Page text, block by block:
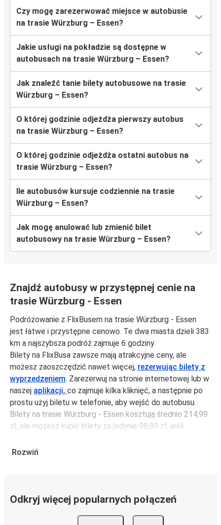
Czy mogę zarezerwować miejsce w autobusie
na trasie Würzburg – Essen?
Jakie usługi na pokładzie są dostępne w
autobusach na trasie Würzburg – Essen?
Jak znaleźć tanie bilety autobusowe na trasie
Würzburg – Essen?
O której godzinie odjeżdża pierwszy autobus
na trasie Würzburg – Essen?
O której godzinie odjeżdża ostatni autobus na
trasie Würzburg – Essen?
Ile autobusów kursuje codziennie na trasie
Würzburg – Essen?
Jak mogę anulować lub zmienić bilet
autobusowy na trasie Würzburg – Essen?
Znajdź autobusy w przystępnej cenie na
trasie Würzburg - Essen
Podróżowanie z FlixBusem na trasie Würzburg - Essen
jest łatwe i przystępne cenowo. Te dwa miasta dzieli 383
km a najszybsza podróż zajmuje 6 godziny.
Bilety na FlixBusa zawsze mają atrakcyjne ceny, ale
możesz zaoszczędzić nawet więcej, rezerwując bilety z
wyprzedzeniem. Zarezerwuj na stronie internetowej lub w
naszej aplikacji, co zajmuje kilka kliknięć, a następnie po
prostu użyj biletu w telefonie, aby wejść do autobusu.
Bilety na trasie Würzburg - Essen kosztują średnio 214,99
zł, ale możesz kupić bilety za jedynie 98,99 zł, jeśli
unikając weekendów i świąt. Aby podróżować szybko,
Rozwiń
Odkryj więcej popularnych połączeń